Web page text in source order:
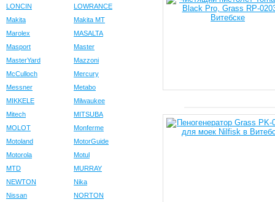
LONCIN
LOWRANCE
Makita
Makita MT
Marolex
MASALTA
Masport
Master
MasterYard
Mazzoni
McCulloch
Mercury
Messner
Metabo
MIKKELE
Milwaukee
Mitech
MITSUBA
MOLOT
Monferme
Motoland
MotorGuide
Motorola
Motul
MTD
MURRAY
NEWTON
Nika
Nissan
NORTON